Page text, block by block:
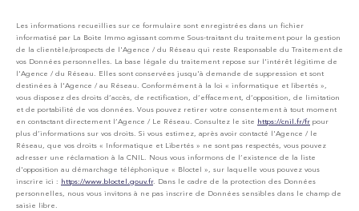
Les informations recueillies sur ce formulaire sont enregistrées dans un fichier
informatisé par La Boite Immo agissant comme Sous-traitant du traitement pour la gestion
de la clientèle/prospects de l'Agence / du Réseau qui reste Responsable du Traitement de
vos Données personnelles. La base légale du traitement repose sur l'intérêt légitime de
l'Agence / du Réseau. Elles sont conservées jusqu'à demande de suppression et sont
destinées à l'Agence / au Réseau. Conformément à la loi « informatique et libertés »,
vous disposez des droits d’accès, de rectification, d’effacement, d’opposition, de limitation
et de portabilité de vos données. Vous pouvez retirer votre consentement à tout moment
en contactant directement l’Agence / Le Réseau. Consultez le site https://cnil.fr/fr pour
plus d’informations sur vos droits. Si vous estimez, après avoir contacté l'Agence / le
Réseau, que vos droits « Informatique et Libertés » ne sont pas respectés, vous pouvez
adresser une réclamation à la CNIL. Nous vous informons de l’existence de la liste
d'opposition au démarchage téléphonique « Bloctel », sur laquelle vous pouvez vous
inscrire ici : https://www.bloctel.gouv.fr. Dans le cadre de la protection des Données
personnelles, nous vous invitons à ne pas inscrire de Données sensibles dans le champ de
saisie libre.